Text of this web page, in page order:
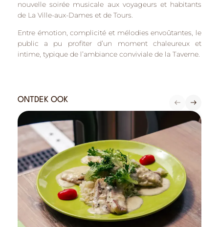
nouvelle soirée musicale aux voyageurs et habitants
de La Ville-aux-Dames et de Tours.
Entre émotion, complicité et mélodies envoûtantes, le
public a pu profiter d’un moment chaleureux et
intime, typique de l’ambiance conviviale de la Taverne.
ONTDEK OOK